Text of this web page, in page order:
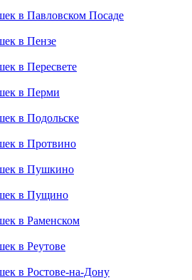
в Павловском Посаде
в Пензе
в Пересвете
в Перми
в Подольске
в Протвино
в Пушкино
в Пущино
в Раменском
в Реутове
в Ростове-на-Дону